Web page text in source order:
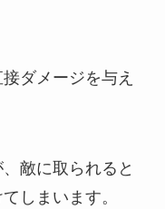
ダメージを与え
敵に取られると
しまいます。